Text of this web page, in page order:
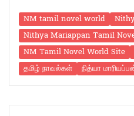
ராகவ் அவனது
நினைத்துப் பல்லைக்
இவ்ளோ ரெஸ்ட்லெஸ்ஸா
Continue reading“நேசம்
NM tamil novel world
Nithya Mariappan Tamil
NM Tamil Novel World Site
தமிழ் நாவல்கள்
நித்யா